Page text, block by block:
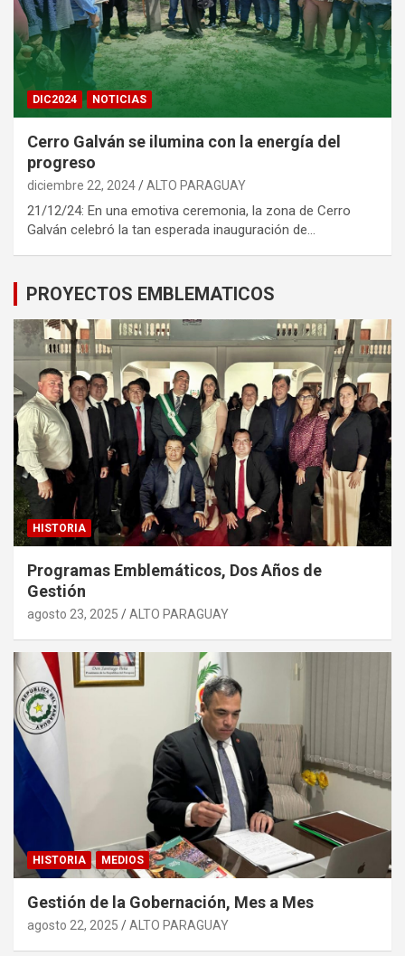
DIC2024 NOTICIAS
Cerro Galván se ilumina con la energía del
progreso
diciembre 22, 2024 ALTO PARAGUAY
21/12/24: En una emotiva ceremonia, la zona de Cerro
Galván celebró la tan esperada inauguración de…
PROYECTOS EMBLEMATICOS
HISTORIA
Programas Emblemáticos, Dos Años de
Gestión
agosto 23, 2025 ALTO PARAGUAY
HISTORIA MEDIOS
Gestión de la Gobernación, Mes a Mes
agosto 22, 2025 ALTO PARAGUAY